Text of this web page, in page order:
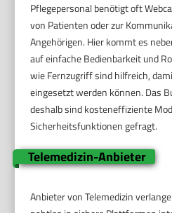
Pflegepersonal benötigt oft
von Patienten oder zur
Angehörigen. Hier kommt es
auf einfache Bedienbarkeit und
wie Fernzugriff sind hilfreich,
eingesetzt werden können. Das
deshalb sind kosteneffiziente
Sicherheitsfunktionen gefragt.
Telemedizin-Anbieter
Anbieter von Telemedizin